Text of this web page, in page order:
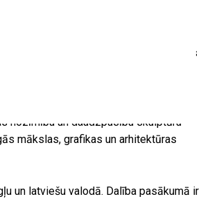
ētisko dimensiju.
atspoguļos Latvijas Nacionālā mākslas
ar ārvalstu un pašmāju
renesanses tēlniecības nolējumu
mežs” ietvaros, apzinās
nozīmību un daudzpusību skulptūru
mākslas, grafikas un arhitektūras
un latviešu valodā. Dalība pasākumā ir